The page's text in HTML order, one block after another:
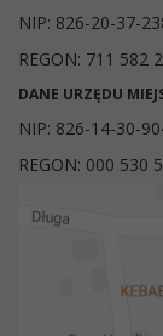
NIP: 826-20-37-
REGON: 711 582
DANE URZĘDU
NIP: 826-14-30-
REGON: 000 530